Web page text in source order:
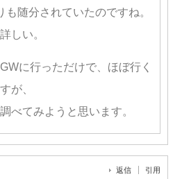
随分されていたのですね。
しい。
に行っただけで、ほぼ行く
が、
べてみようと思います。
返信 引用